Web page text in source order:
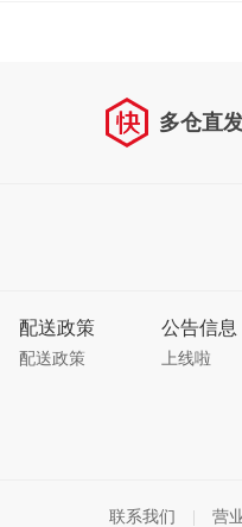
多仓直
配送政策
配送政策
公告信息
上线啦
联系我们 营